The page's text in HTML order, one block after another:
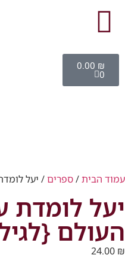
0.00 ₪
0
עמוד הבית/ספרים/ יעל
יעל לומדת
העולם
24.00 ₪